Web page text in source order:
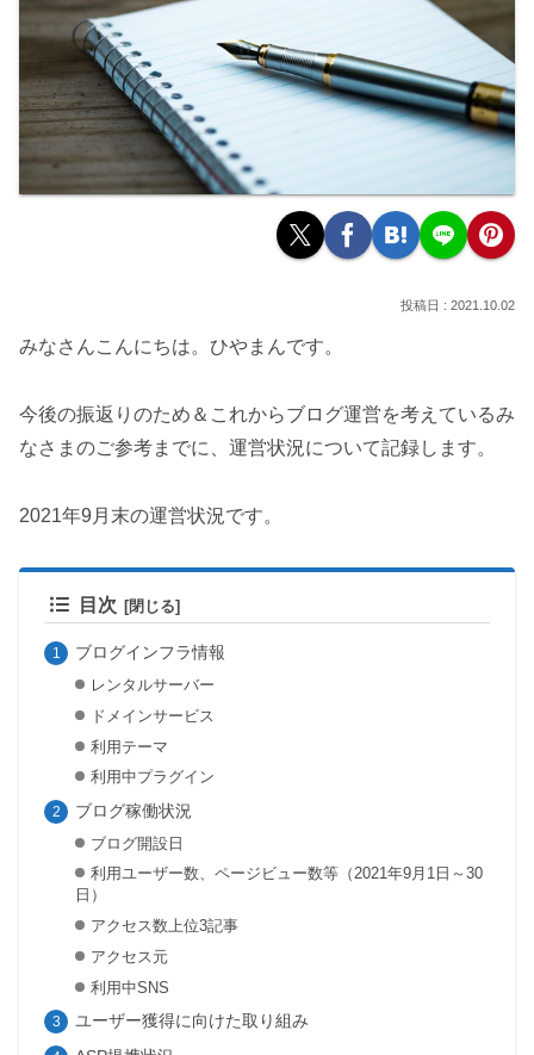
2021.10.02
みなさんこんにちは。ひやまんです。
今後の振返りのため＆これからブログ運営を考えているみ
なさまのご参考までに、運営状況について記録します。
2021年9月末の運営状況です。
目次
ブログインフラ情報
レンタルサーバー
ドメインサービス
利用テーマ
利用中プラグイン
ブログ稼働状況
ブログ開設日
利用ユーザー数、ページビュー数等（2021年9月1日～30
日）
アクセス数上位3記事
アクセス元
利用中SNS
ユーザー獲得に向けた取り組み